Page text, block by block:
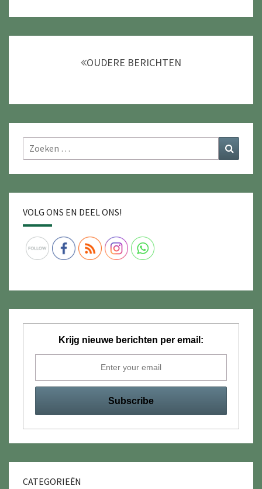
OUDERE BERICHTEN
Zoeken
naar:
VOLG ONS EN DEEL ONS!
Krijg nieuwe berichten per email:
CATEGORIEËN